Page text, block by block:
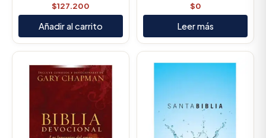
$127.200
Añadir al carrito
$0
Leer más